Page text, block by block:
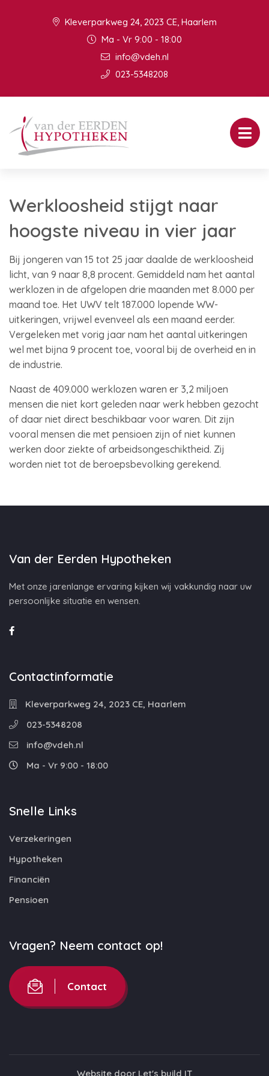
Kleverparkweg 24, 2023 CE, Haarlem
Ma - Vr 9:00 - 18:00
info@vdeh.nl
023-5348208
Werkloosheid stijgt naar
hoogste niveau in vier jaar
Bij jongeren van 15 tot 25 jaar daalde de werkloosheid
licht, van 9 naar 8,8 procent. Gemiddeld nam het aantal
werklozen in de afgelopen drie maanden met 8.000 per
maand toe. Het UWV telt 187.000 lopende WW-
uitkeringen, vrijwel evenveel als een maand eerder.
Vergeleken met vorig jaar nam het aantal uitkeringen
wel met bijna 9 procent toe, vooral bij de overheid en in
de industrie.
Naast de 409.000 werklozen waren er 3,2 miljoen
mensen die niet kort geleden naar werk hebben gezocht
of daar niet direct beschikbaar voor waren. Dit zijn
vooral mensen die met pensioen zijn of niet kunnen
werken door ziekte of arbeidsongeschiktheid. Zij
worden niet tot de beroepsbevolking gerekend.
Van der Eerden Hypotheken
Met onze jarenlange ervaring kijken wij vakkundig naar uw
persoonlijke situatie en wensen.
Contactinformatie
Kleverparkweg 24, 2023 CE, Haarlem
023-5348208
info@vdeh.nl
Ma - Vr 9:00 - 18:00
Snelle Links
Verzekeringen
Hypotheken
Financiën
Pensioen
Vragen? Neem contact op!
Contact
Website door Let's build IT